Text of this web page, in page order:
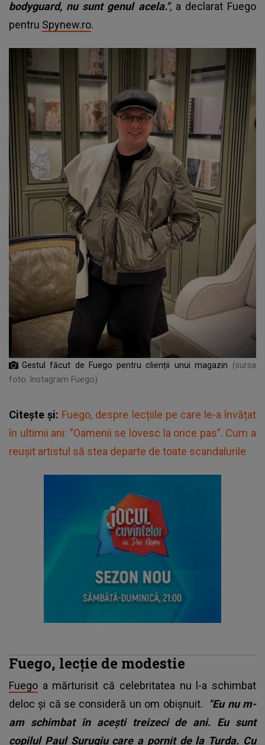
bodyguard, nu sunt genul acela.", a declarat Fuego
pentru Spynew.ro.
Gestul făcut de Fuego pentru clienții unui magazin
(sursa
foto: Instagram Fuego)
Citește și: Fuego, despre lecțiile pe care le-a învățat
în ultimii ani: ”Oamenii se lovesc la orice pas”. Cum a
reușit artistul să stea departe de toate scandalurile
Fuego, lecție de modestie
Fuego a mărturisit că celebritatea nu l-a schimbat
deloc și că se consideră un om obișnuit.
"Eu nu m-
am schimbat în acești treizeci de ani. Eu sunt
copilul Paul Surugiu care a pornit de la Turda. Cu